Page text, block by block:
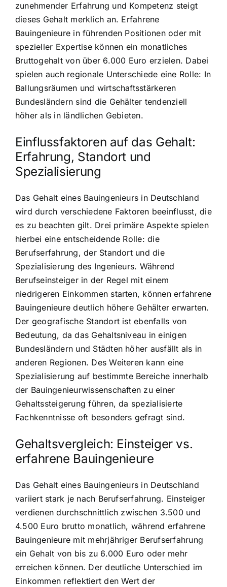
zunehmender Erfahrung und Kompetenz steigt
dieses Gehalt merklich an. Erfahrene
Bauingenieure in führenden Positionen oder mit
spezieller Expertise können ein monatliches
Bruttogehalt von über 6.000 Euro erzielen. Dabei
spielen auch regionale Unterschiede eine Rolle: In
Ballungsräumen und wirtschaftsstärkeren
Bundesländern sind die Gehälter tendenziell
höher als in ländlichen Gebieten.
Einflussfaktoren auf das Gehalt:
Erfahrung, Standort und
Spezialisierung
Das Gehalt eines Bauingenieurs in Deutschland
wird durch verschiedene Faktoren beeinflusst, die
es zu beachten gilt. Drei primäre Aspekte spielen
hierbei eine entscheidende Rolle: die
Berufserfahrung, der Standort und die
Spezialisierung des Ingenieurs. Während
Berufseinsteiger in der Regel mit einem
niedrigeren Einkommen starten, können erfahrene
Bauingenieure deutlich höhere Gehälter erwarten.
Der geografische Standort ist ebenfalls von
Bedeutung, da das Gehaltsniveau in einigen
Bundesländern und Städten höher ausfällt als in
anderen Regionen. Des Weiteren kann eine
Spezialisierung auf bestimmte Bereiche innerhalb
der Bauingenieurwissenschaften zu einer
Gehaltssteigerung führen, da spezialisierte
Fachkenntnisse oft besonders gefragt sind.
Gehaltsvergleich: Einsteiger vs.
erfahrene Bauingenieure
Das Gehalt eines Bauingenieurs in Deutschland
variiert stark je nach Berufserfahrung. Einsteiger
verdienen durchschnittlich zwischen 3.500 und
4.500 Euro brutto monatlich, während erfahrene
Bauingenieure mit mehrjähriger Berufserfahrung
ein Gehalt von bis zu 6.000 Euro oder mehr
erreichen können. Der deutliche Unterschied im
Einkommen reflektiert den Wert der